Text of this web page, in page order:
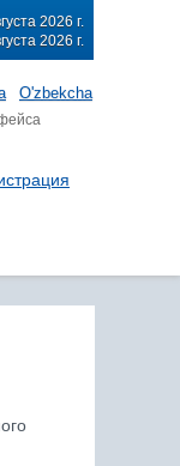
2026 г.
2026 г.
O'zbekcha